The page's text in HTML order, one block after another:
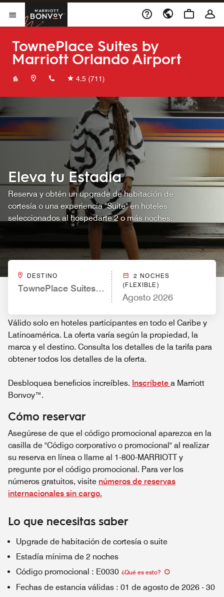
Skip to Content
Abrir el menú
Marriott Bonvoy
TownePlace Suites by
Marriott Orlando Airport
+14076525210
4.5 (711)
Eleva tu Estadía
Reserva y obtén un upgrade de habitación de
cortesía o una experiencia "Suite" en hoteles
seleccionados al hospedarte 2 o más noches.
DESTINO
TownePlace Suites by Marriott Orlando Airport
2 NOCHES
(FLEXIBLE)
Agosto 2026
Válido solo en hoteles participantes en todo el Caribe y
Latinoamérica. La oferta varía según la propiedad, la
marca y el destino. Consulta los detalles de la tarifa para
obtener todos los detalles de la oferta.
Desbloquea beneficios increíbles. Inscríbete a Marriott
Bonvoy™.
Cómo reservar
Asegúrese de que el código promocional aparezca en la
casilla de "Código corporativo o promocional" al realizar
su reserva en línea o llame al 1-800-MARRIOTT y
pregunte por el código promocional. Para ver los
números gratuitos, visite números de reservas
internacionales sin cargo.
Lo que necesitas saber
Upgrade de habitación de cortesía o suite
Estadía mínima de 2 noches
Código promocional : E0030 ¿Qué es esto?
Fechas de estancia válidas : 01 de agosto de 2026 - 30